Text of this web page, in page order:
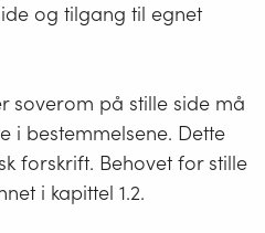
til
lysforhold,
støy-
og
annen
miljøbelastning.
og tilgang til egnet
soverom på stille side må
i bestemmelsene. Dette
forskrift. Behovet for stille
i kapittel 1.2.